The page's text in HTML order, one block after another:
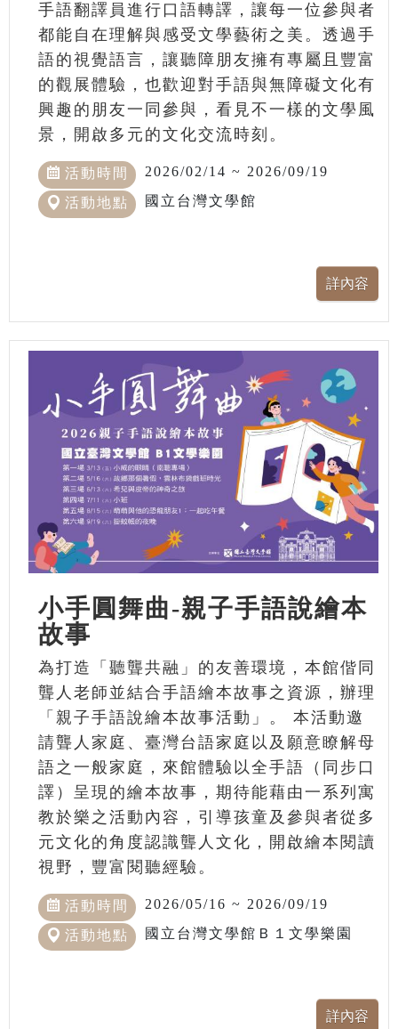
手語翻譯員進行口語轉譯，讓每一位參與者
都能自在理解與感受文學藝術之美。透過手
語的視覺語言，讓聽障朋友擁有專屬且豐富
的觀展體驗，也歡迎對手語與無障礙文化有
興趣的朋友一同參與，看見不一樣的文學風
景，開啟多元的文化交流時刻。
活動時間 2026/02/14 ~ 2026/09/19
活動地點 國立台灣文學館
小手圓舞曲-親子手語說繪本
故事
為打造「聽聾共融」的友善環境，本館偕同
聾人老師並結合手語繪本故事之資源，辦理
「親子手語說繪本故事活動」。 本活動邀
請聾人家庭、臺灣台語家庭以及願意瞭解母
語之一般家庭，來館體驗以全手語（同步口
譯）呈現的繪本故事，期待能藉由一系列寓
教於樂之活動內容，引導孩童及參與者從多
元文化的角度認識聾人文化，開啟繪本閱讀
視野，豐富閱聽經驗。
活動時間 2026/05/16 ~ 2026/09/19
活動地點 國立台灣文學館Ｂ１文學樂園